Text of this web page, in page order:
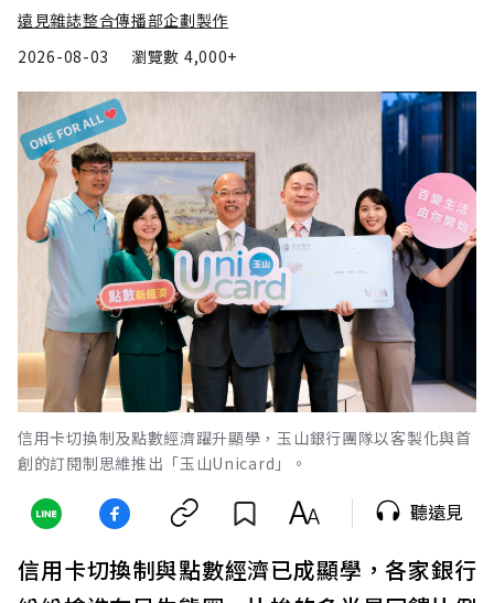
遠見雜誌整合傳播部企劃製作
2026-08-03
瀏覽數 4,000+
信用卡切換制及點數經濟躍升顯學，玉山銀行團隊以客製化與首
創的訂閱制思維推出「玉山Unicard」。
聽遠見
信用卡切換制與點數經濟已成顯學，各家銀行